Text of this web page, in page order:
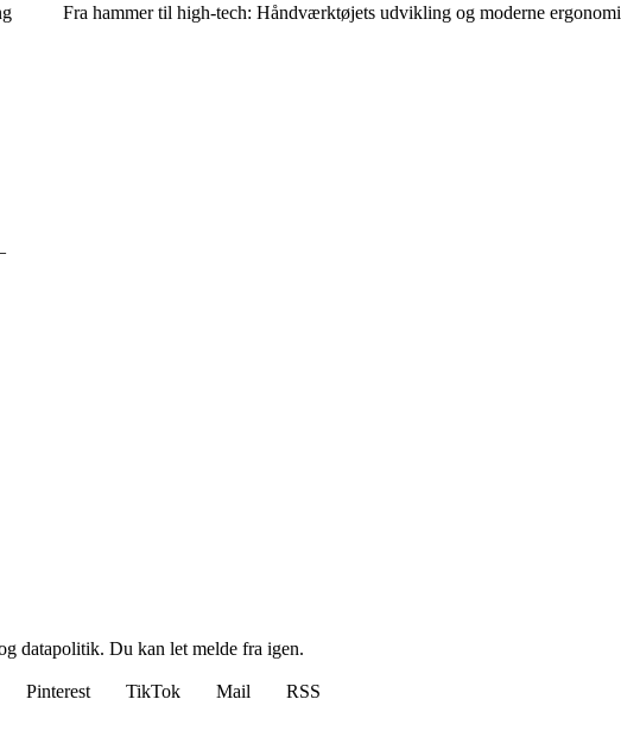
Fra hammer til high-tech: Håndværktøjets udvikling og moderne ergonomi
datapolitik. Du kan let melde fra igen.
Pinterest TikTok Mail
RSS